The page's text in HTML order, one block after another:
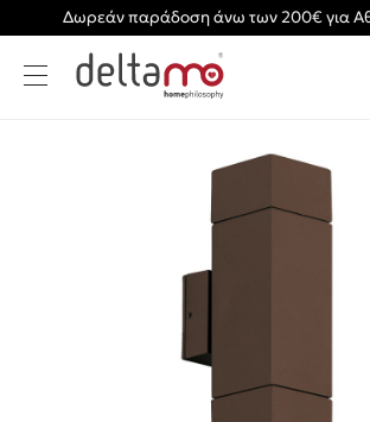
Δωρεάν παράδοση άνω των 200€ για